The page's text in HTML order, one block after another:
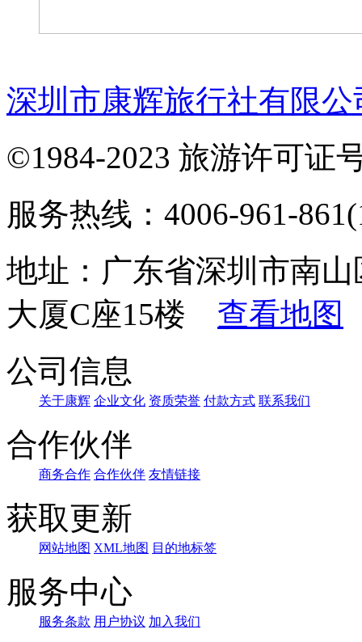
深圳市康辉旅行社有限
©1984-2023 旅游许可证
服务热线：4006-961-
地址：广东省深圳市南
大厦C座15楼 查看地图
公司信息
关于康辉 企业文化 资质荣誉 付款方式 联系我们
合作伙伴
商务合作 合作伙伴 友情链接
获取更新
网站地图 XML地图 目的地标签
服务中心
服务条款 用户协议 加入我们